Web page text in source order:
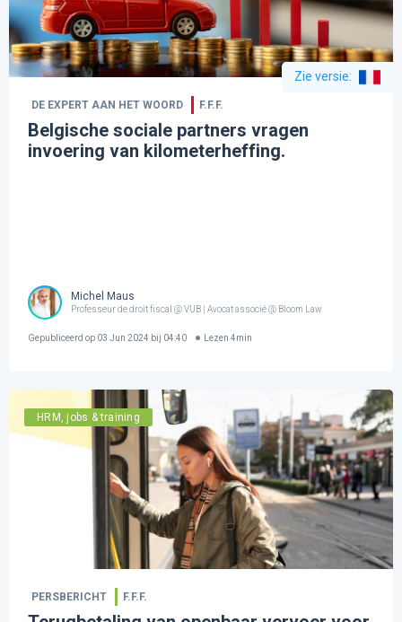
Zie versie:
DE EXPERT AAN HET WOORD F.F.F.
Belgische sociale partners vragen
invoering van kilometerheffing.
Michel Maus
Professeur de droit fiscal @ VUB | Avocat associé @ Bloom Law
Gepubliceerd op 03 Jun 2024 bij 04:40 Lezen 4min
HRM, jobs & training
PERSBERICHT F.F.F.